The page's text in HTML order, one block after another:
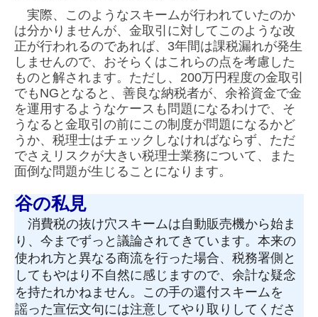
実際、このようなスキームが行われていたのか
は分かりませんが、金取引に対してこのような改
正が行われるのであれば、3年間は課税漏れが発生
しませんので、おそらくはこれらの点を考慮した
ものと解されます。ただし、200万円程度の金取引
でもNGとなると、善良な納税者が、余裕資金で金
を運用するようなケースも 問題になるわけで、そ
うなると金取引の前にこの制度が問題になるかど
うか、税理士はチェックしなければならず、ただ
でさえリスクが大きい税理士業務について、また
面倒な問題が生じることになります。
谷の私見
消費税の抜け穴スキームは自動販売機から始ま
り、今までずっと議論されてきています。本来の
使われ方と異なる商流を行った場合、税務署側と
してもやはり不自然に感じますので、余計な疑念
を持たれかねません。この手の還付スキームを
謡った宣伝文句には注意してやり取りしてくださ